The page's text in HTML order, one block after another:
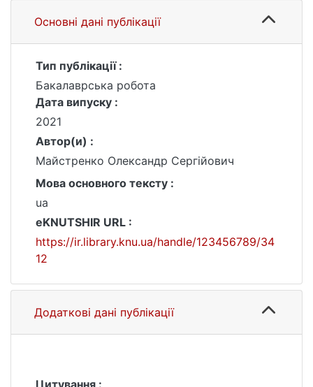
Основні дані публікації
Тип публікації :
Бакалаврська робота
Дата випуску :
2021
Автор(и) :
Майстренко Олександр Сергійович
Мова основного тексту :
ua
eKNUTSHIR URL :
https://ir.library.knu.ua/handle/123456789/34
12
Додаткові дані публікації
Цитування :